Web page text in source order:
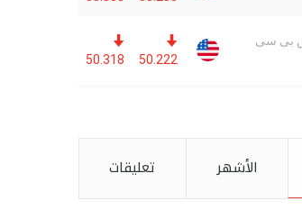
الأشهر تعليقات